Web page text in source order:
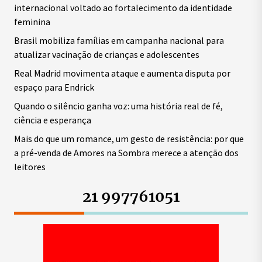
internacional voltado ao fortalecimento da identidade
feminina
Brasil mobiliza famílias em campanha nacional para
atualizar vacinação de crianças e adolescentes
Real Madrid movimenta ataque e aumenta disputa por
espaço para Endrick
Quando o silêncio ganha voz: uma história real de fé,
ciência e esperança
Mais do que um romance, um gesto de resistência: por que
a pré-venda de Amores na Sombra merece a atenção dos
leitores
21 997761051